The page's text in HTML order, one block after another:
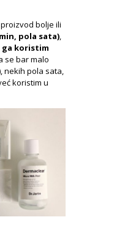
bolje ili
pola sata),
ga koristim
se bar malo
nekih pola sata,
koristim u